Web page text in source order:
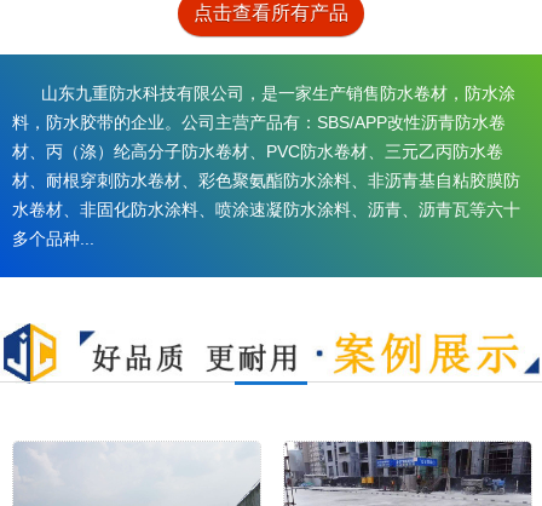
点击查看所有产品
山东九重防水科技有限公司，是一家生产销售防水卷材，防水涂
料，防水胶带的企业。公司主营产品有：SBS/APP改性沥青防水卷
材、丙（涤）纶高分子防水卷材、PVC防水卷材、三元乙丙防水卷
材、耐根穿刺防水卷材、彩色聚氨酯防水涂料、非沥青基自粘胶膜防
水卷材、非固化防水涂料、喷涂速凝防水涂料、沥青、沥青瓦等六十
多个品种...